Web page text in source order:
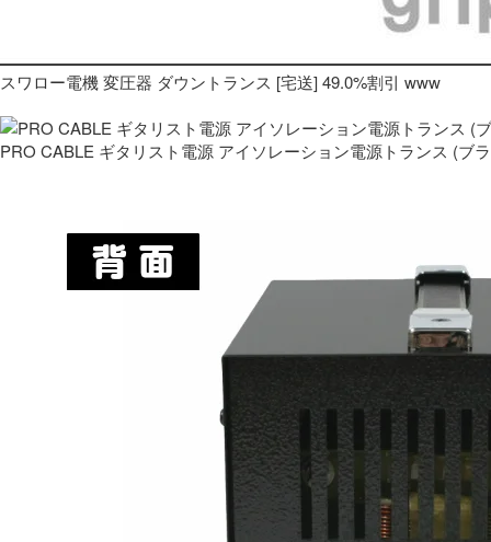
スワロー電機 変圧器 ダウントランス [宅送] 49.0%割引 www
PRO CABLE ギタリスト電源 アイソレーション電源トランス (ブ